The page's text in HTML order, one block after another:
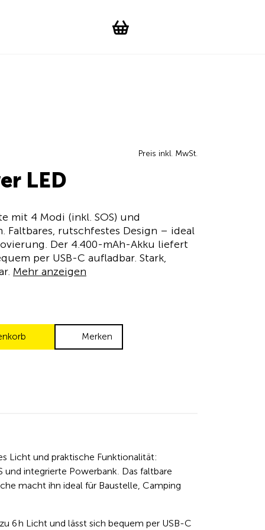
WishList
Preis inkl. MwSt.
LED
mit 4 Modi (inkl. SOS) und
rutschfestes Design – ideal
Der 4.400-mAh-Akku liefert
per USB-C aufladbar. Stark,
Mehr anzeigen
Merken
Licht und praktische Funktionalität:
und integrierte Powerbank. Das faltbare
macht ihn ideal für Baustelle, Camping
6 h Licht und lässt sich bequem per USB-C